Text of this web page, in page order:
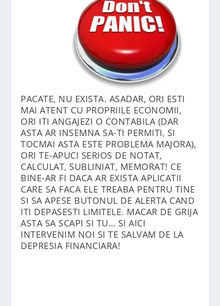
PACATE, NU EXISTA. ASADAR, ORI ESTI
MAI ATENT CU PROPRIILE ECONOMII,
ORI ITI ANGAJEZI O CONTABILA (DAR
ASTA AR INSEMNA SA-TI PERMITI, SI
TOCMAI ASTA ESTE PROBLEMA MAJORA),
ORI TE-APUCI SERIOS DE NOTAT,
CALCULAT, SUBLINIAT, MEMORAT! CE
BINE-AR FI DACA AR EXISTA APLICATII
CARE SA FACA ELE TREABA PENTRU TINE
SI SA APESE BUTONUL DE ALERTA CAND
ITI DEPASESTI LIMITELE. MACAR DE GRIJA
ASTA SA SCAPI SI TU… SI AICI
INTERVENIM NOI SI TE SALVAM DE LA
DEPRESIA FINANCIARA!